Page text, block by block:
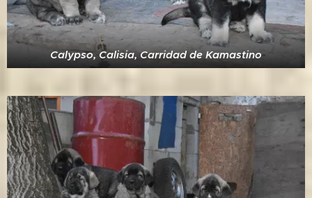
Calypso, Calisia, Carridad de Kamastino